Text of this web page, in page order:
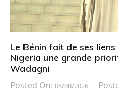
Le Bénin fait de ses
Nigeria une grande
Wadagni
Posted On: 05/08/2026